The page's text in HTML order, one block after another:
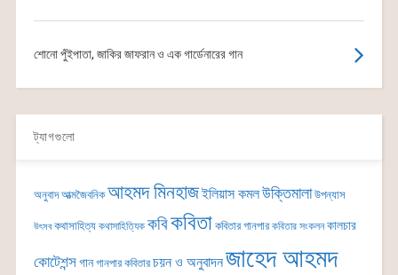
শোনো পুঁইপাতা, জাকির জাফরান ও এক গার্ডেনারের গান
ট্যাগগুলো
অনুবাদ আত্মজৈবনিক আহমদ মিনহাজইলিয়াস কমলউক্তিমালা উপন্যাস
উৎসব কথাসাহিত্য কথাসাহিত্যিক কবিকবিতা কবিতার গানপার কবিতার সংকলন কালচার
কোটেশন্সগান গানপার কবিতার চয়ন ও অনুবাদনজাহেদ আহমদ